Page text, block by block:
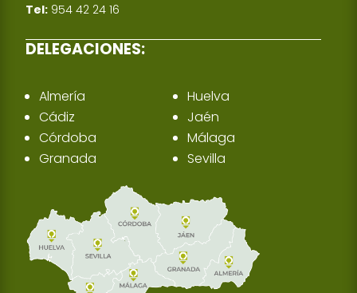
Tel: 954 42 24 16
DELEGACIONES:
Almería
Cádiz
Córdoba
Granada
Huelva
Jaén
Málaga
Sevilla